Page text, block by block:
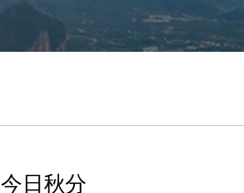
今日秋分